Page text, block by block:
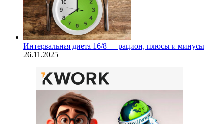
Интервальная диета 16/8 — рацион, плюсы и минусы
26.11.2025